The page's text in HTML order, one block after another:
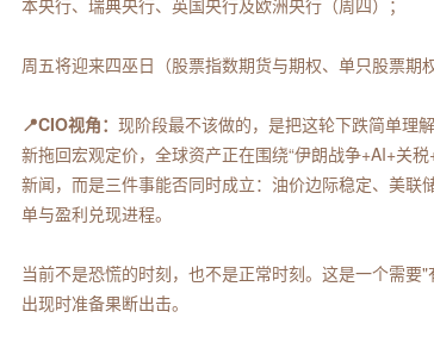
周五将迎来四巫日（股票指数期货与期权、单只股票期
📍CIO视角： 现阶段最不该做的，是把这轮下跌简单理
新拖回宏观定价，全球资产正在围绕“伊朗战争+AI+关
新闻，而是三件事能否同时成立：油价边际稳定、美
单与盈利兑现进程。
当前不是恐慌的时刻，也不是正常时刻。这是一个需
出现时准备果断出击。